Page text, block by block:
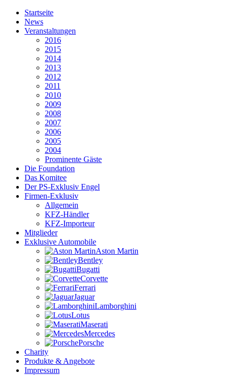
Startseite
News
Veranstaltungen
2016
2015
2014
2013
2012
2011
2010
2009
2008
2007
2006
2005
2004
Prominente Gäste
Die Foundation
Das Komitee
Der PS-Exklusiv Engel
Firmen-Exklusiv
Allgemein
KFZ-Händler
KFZ-Importeur
Mitglieder
Exklusive Automobile
Aston Martin
Bentley
Bugatti
Corvette
Ferrari
Jaguar
Lamborghini
Lotus
Maserati
Mercedes
Porsche
Charity
Produkte & Angebote
Impressum